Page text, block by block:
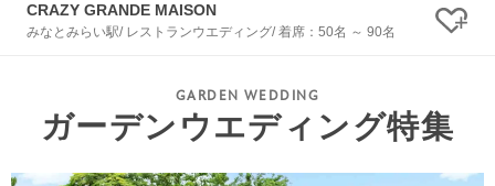
CRAZY GRANDE MAISON
みなとみらい駅/ レストランウエディング/ 着席：50名 ～ 90名 ク
ガーデンウエディング特集